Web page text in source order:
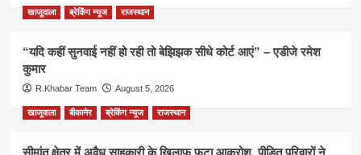
खाजूवाला ब्रेकिंग न्यूज राजस्थान
“यदि कहीं सुनवाई नहीं हो रही तो बेझिझक सीधे कोर्ट आएं” – एडीजे रमेश
कुमार
R.Khabar Team August 5, 2026
खाजूवाला बीकानेर ब्रेकिंग न्यूज राजस्थान
सीमांत क्षेत्र में अवैध साहूकारी के खिलाफ फूटा आक्रोश, पीड़ित परिवारों ने